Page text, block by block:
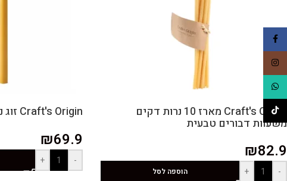
Craft's Origin מארז 10 נרות דקים
משעוות דבורים טבעית
₪82.9
-
+ הוספה לסל
Craft's Origin זוג נרות דונג טבעי
₪69.9
-
+
TikTok